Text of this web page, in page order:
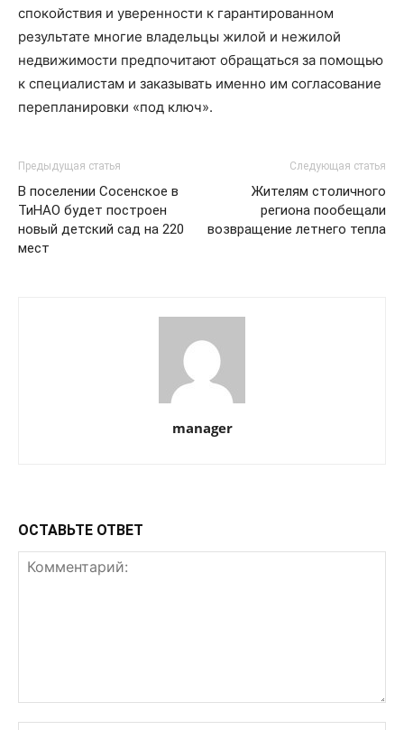
спокойствия и уверенности к гарантированном
результате многие владельцы жилой и нежилой
недвижимости предпочитают обращаться за помощью
к специалистам и заказывать именно им согласование
перепланировки «под ключ».
Предыдущая статья
В поселении Сосенское в
ТиНАО будет построен
новый детский сад на 220
мест
Следующая статья
Жителям столичного
региона пообещали
возвращение летнего тепла
manager
ОСТАВЬТЕ ОТВЕТ